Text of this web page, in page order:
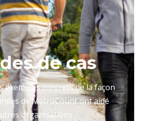
de cas
exemples concrets de la façon
de MetroCount ont aidé
organisations.